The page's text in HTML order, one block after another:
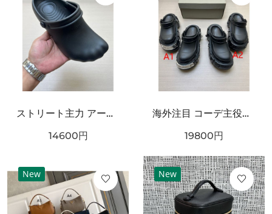
ストリート主力 アートフォルム ワンタッチ着脱 耐久ソール BALENCIAGA バーバリー コピー クロッグシューズ リラックスモード
14600円
海外注目 コーデ主役級 立体ラバー構造 クッション性良好 BALENCIAGA バーバリー コピー クロッグシューズ 耐久ソール エッジィモード
19800円
New New